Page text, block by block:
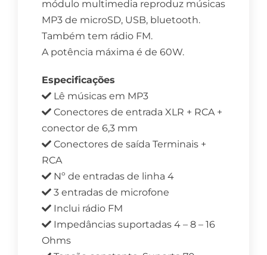
módulo multimedia reproduz músicas
MP3 de microSD, USB, bluetooth.
Também tem rádio FM.
A potência máxima é de 60W.
Especificações
Lê músicas em MP3
Conectores de entrada XLR + RCA +
conector de 6,3 mm
Conectores de saída Terminais +
RCA
Nº de entradas de linha 4
3 entradas de microfone
Inclui rádio FM
Impedâncias suportadas 4 – 8 – 16
Ohms